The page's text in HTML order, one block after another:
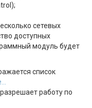
сетевых
доступных
модуль будет
список
работу по